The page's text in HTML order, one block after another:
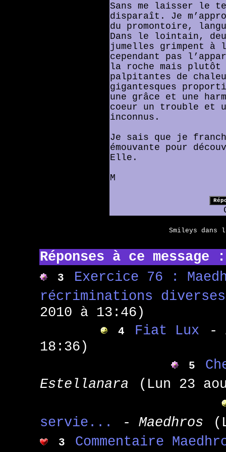
Sans me laisser le
disparaît. Je
du promontoire,
Dans le lointain,
jumelles grimpent à
cependant pas
la roche mais plutôt
palpitantes de
gigantesques
une grâce et une
coeur un trouble et
inconnus.
Je sais que je
émouvante pour
Elle.
M
Smileys dans
Réponses à ce message :
3
Exercice 76 :
récriminations diverses
2010 à 13:46)
4 Fiat Lux
-
18:36)
5
Estellanara
(Lun 23
servie... - Maedhros
3
Commentaire